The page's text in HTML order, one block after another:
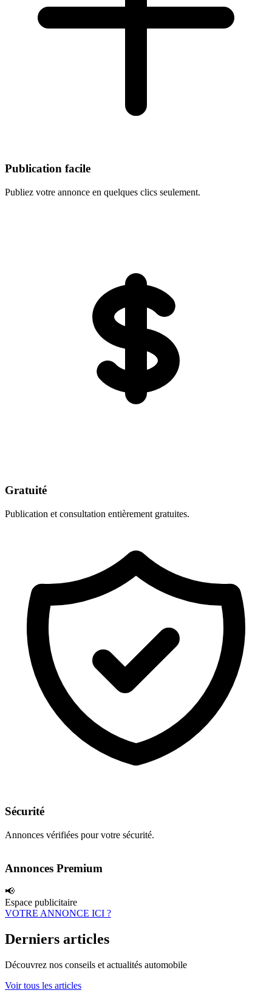
Publication facile
Publiez votre annonce en quelques clics seulement.
Gratuité
Publication et consultation entièrement gratuites.
Sécurité
Annonces vérifiées pour votre sécurité.
Annonces Premium
📢
Espace publicitaire
VOTRE ANNONCE ICI ?
Derniers articles
Découvrez nos conseils et actualités automobile
Voir tous les articles